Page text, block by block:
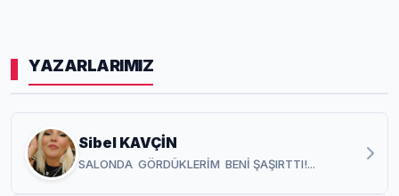
YAZARLARIMIZ
Sibel KAVÇİN
SALONDA GÖRDÜKLERİM BENİ ŞAŞIRTTI!...